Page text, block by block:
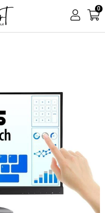
0